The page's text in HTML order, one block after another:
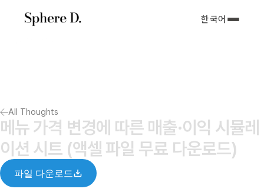
한국어
Notify me
All Thoughts
메뉴 가격 변경에 따른 매출·이익 시뮬레
이션 시트 (액셀 파일 무료 다운로드)
파일 다운로드